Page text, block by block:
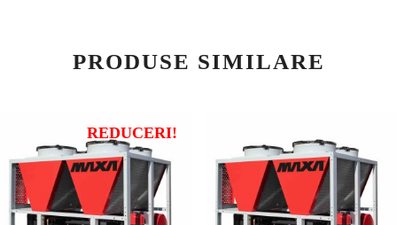
PRODUSE SIMILARE
REDUCERI!